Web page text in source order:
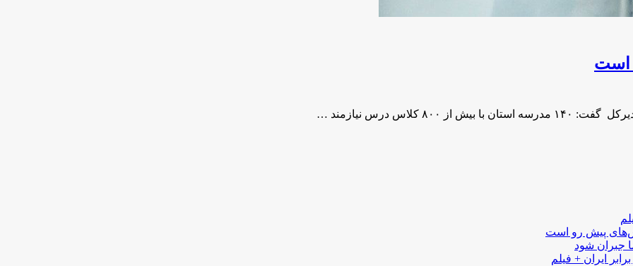
پیش رو است
جبران شود
ایران + فیلم